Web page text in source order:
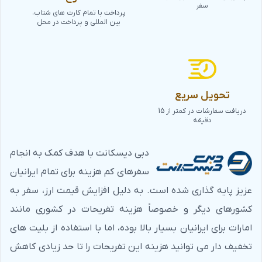
کابین خانوادگی و کابین خانوادگی پلاس چرخ و فلک دبی
از این مرحله به بعد، کابین‌ها به دسته لاکچری تعلق دارند. اگر
به دنبال فضایی مناسب برای یک جلسه کاری خصوصی یا
برگزاری یک مهمانی دوستانه هستید، کابین‌های سلبریت کلوپ
گزینه‌ای ایده‌آل هستند. در این کابین‌ها، تنها شما و مهمانان
شما حضور دارید و ورود افراد دیگر مجاز نیست. علاوه بر این،
سفر
پرداخت با تمام کارت های شتاب،
بین المللی و پرداخت در محل
تحویل سریع
دریافت سفارشات در کمتر از 15
دقیقه
دبی دیسکانت با هدف کمک به انجام
سفرهای کم هزینه برای تمام ایرانیان
عزیز پایه گذاری شده است. به دلیل افزایش قیمت ارز، سفر به
کشورهای دیگر و خصوصاً هزینه تفریحات در کشوری مانند
امارات برای ایرانیان بسیار بالا بوده، اما با استفاده از بلیت های
تخفیف دار می توانید هزینه این تفریحات را تا حد زیادی کاهش